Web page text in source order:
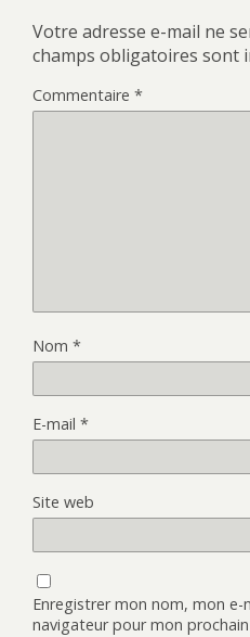
Votre adresse e-mail ne
champs obligatoires sont
Commentaire *
Nom *
E-mail *
Site web
Enregistrer mon nom, mon
navigateur pour mon